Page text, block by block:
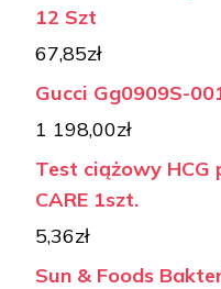
12 Szt
67,85zł
Gucci Gg0909S-
1 198,00zł
Test ciążowy HCG
CARE 1szt.
5,36zł
Sun & Foods